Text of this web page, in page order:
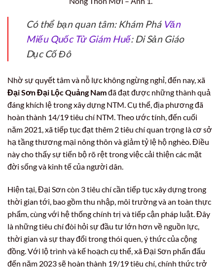
Có thể bạn quan tâm: Khám Phá Văn
Miếu Quốc Tử Giám Huế: Di Sản Giáo
Dục Cố Đô
Nhờ sự quyết tâm và nỗ lực không ngừng nghỉ, đến nay, xã
Đại Sơn Đại Lộc Quảng Namđã đạt được những thành quả
đáng khích lệ trong xây dựng NTM. Cụ thể, địa phương đã
hoàn thành 14/19 tiêu chí NTM. Theo ước tính, đến cuối
năm 2021, xã tiếp tục đạt thêm 2 tiêu chí quan trọng là cơ sở
hạ tầng thương mại nông thôn và giảm tỷ lệ hộ nghèo. Điều
này cho thấy sự tiến bộ rõ rệt trong việc cải thiện các mặt
đời sống và kinh tế của người dân.
Hiện tại, Đại Sơn còn 3 tiêu chí cần tiếp tục xây dựng trong
thời gian tới, bao gồm thu nhập, môi trường và an toàn thực
phẩm, cùng với hệ thống chính trị và tiếp cận pháp luật. Đây
là những tiêu chí đòi hỏi sự đầu tư lớn hơn về nguồn lực,
thời gian và sự thay đổi trong thói quen, ý thức của cộng
đồng. Với lộ trình và kế hoạch cụ thể, xã Đại Sơn phấn đấu
đến năm 2023 sẽ hoàn thành 19/19 tiêu chí, chính thức trở